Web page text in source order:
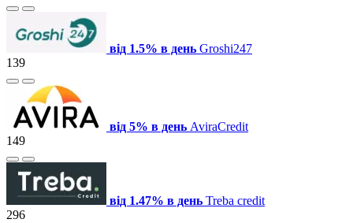
від 1.5% в день Groshi247
139
від 5% в день AviraCredit
149
від 1.47% в день Treba credit
296